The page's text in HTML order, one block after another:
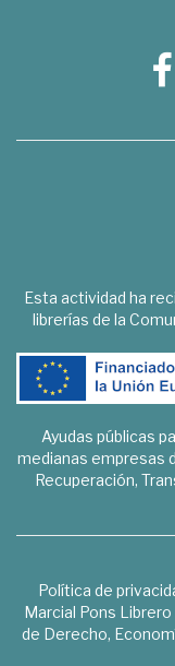
Esta actividad ha
librerías de la
Ayudas públicas
medianas empresas
Recuperación,
Política de
Marcial Pons
de Derecho,